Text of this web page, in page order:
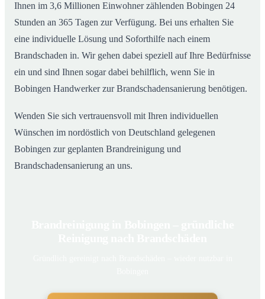
Ihnen im 3,6 Millionen Einwohner zählenden Bobingen 24
Stunden an 365 Tagen zur Verfügung. Bei uns erhalten Sie
eine individuelle Lösung und Soforthilfe nach einem
Brandschaden in. Wir gehen dabei speziell auf Ihre Bedürfnisse
ein und sind Ihnen sogar dabei behilflich, wenn Sie in
Bobingen Handwerker zur Brandschadensanierung benötigen.
Wenden Sie sich vertrauensvoll mit Ihren individuellen
Wünschen im nordöstlich von Deutschland gelegenen
Bobingen zur geplanten Brandreinigung und
Brandschadensanierung an uns.